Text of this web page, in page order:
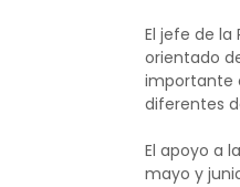
El jefe de la
orientado
importante
diferentes
El apoyo a
mayo y